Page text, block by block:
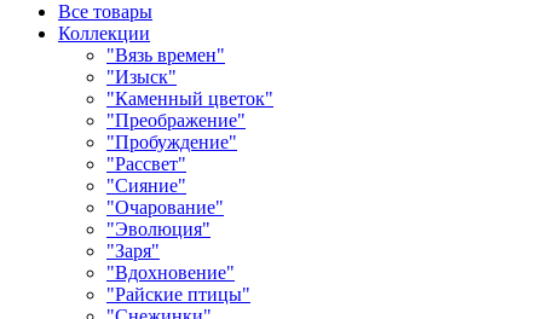
Все товары
Коллекции
"Вязь времен"
"Изыск"
"Каменный цветок"
"Преображение"
"Пробуждение"
"Рассвет"
"Сияние"
"Очарование"
"Эволюция"
"Заря"
"Вдохновение"
"Райские птицы"